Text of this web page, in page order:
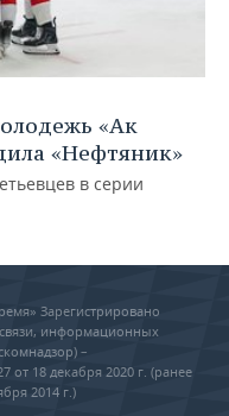
«Ак
«Нефтяник»
в серии
Зарегистрировано
информационных
–
18 декабря 2020 г. (ранее
2014 г.)